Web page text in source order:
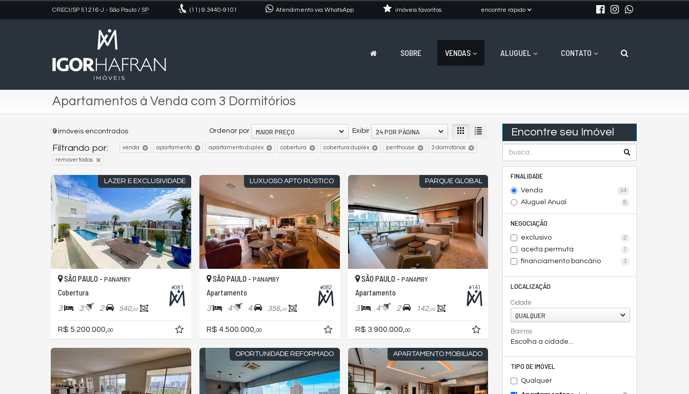
CRECI/SP 51216-J - São Paulo / SP (11) 9.3440-9101 Atendimento via WhatsApp encontre rápido
imóveis favoritos
SOBRE VENDAS ALUGUEL CONTATO
Apartamentos à Venda com 3 Dormitórios
Encontre seu Imóvel
FINALIDADE
Venda 34
Aluguel Anual 8
NEGOCIAÇÃO
exclusivo 2
aceita permuta 1
financiamento bancário 3
LOCALIZAÇÃO
Cidade
QUALQUER
Bairros
Escolha a cidade...
TIPO DE IMÓVEL
Qualquer
9imóveis encontrados Exibir 24 POR PÁGINA
Ordenar por MAIOR PREÇO
Filtrando por: venda apartamento apartamento duplex cobertura cobertura duplex penthouse 3 dormitórios
remover todos
LAZER E EXCLUSIVIDADE
#081
SÃO PAULO - PANAMBY
Cobertura
3 3 2 540,00
R$ 5.200.000, 00
LUXUOSO APTO RÚSTICO
#082
SÃO PAULO - PANAMBY
Apartamento
3 4 4 356,00
R$ 4.500.000, 00
PARQUE GLOBAL
#141
SÃO PAULO - PANAMBY
Apartamento
3 4 2 142,00
R$ 3.900.000, 00
OPORTUNIDADE REFORMADO APARTAMENTO MOBILIADO